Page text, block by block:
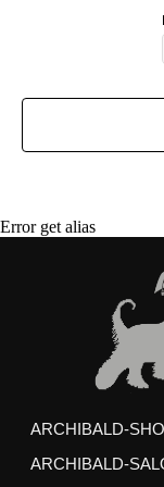
Error get alias
(шампунь и
Гигиеническая
Любая стрижка по
Груминг
50% больше
Покупая корм/
Услуги можно
м. Аэропорт,
м. пр. Вернадского,